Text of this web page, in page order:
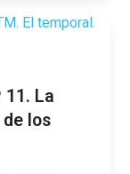
11. La
los